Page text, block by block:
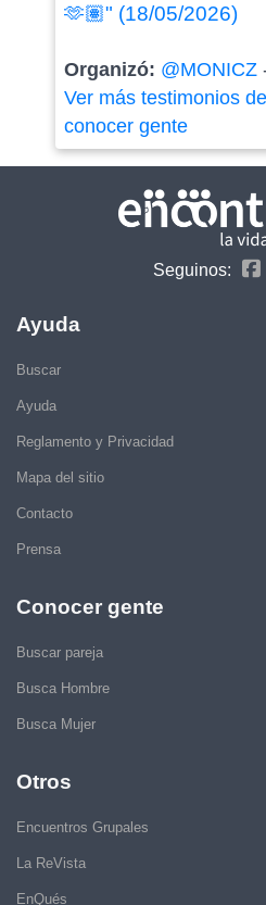
🫶🏽" (18/05/2026)
Organizó: @MONICZ
Ver más testimonios
conocer gente
Seguinos:
Ayuda
Buscar
Ayuda
Reglamento y Privacidad
Mapa del sitio
Contacto
Prensa
Conocer gente
Buscar pareja
Busca Hombre
Busca Mujer
Otros
Encuentros Grupales
La ReVista
EnQués